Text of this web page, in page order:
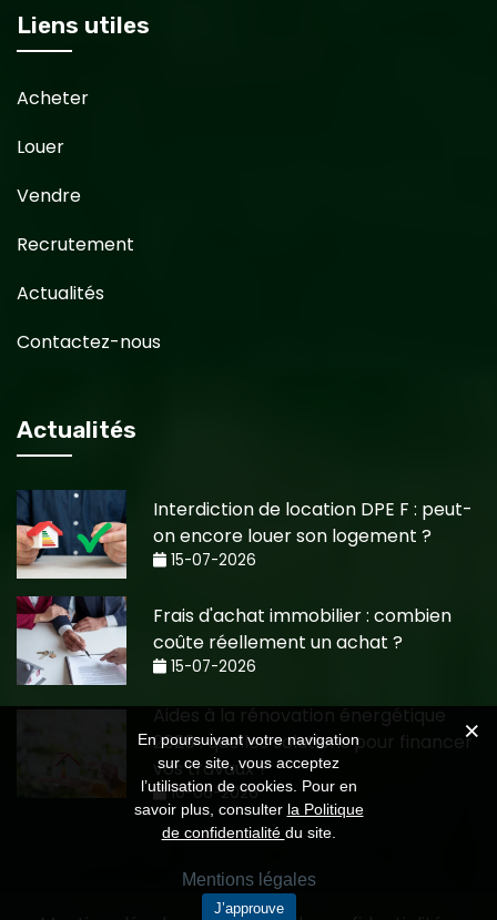
Liens utiles
Acheter
Louer
Vendre
Recrutement
Actualités
Contactez-nous
Actualités
Interdiction de location DPE F : peut-
on encore louer son logement ?
15-07-2026
Frais d'achat immobilier : combien
coûte réellement un achat ?
15-07-2026
Aides à la rénovation énergétique
2026 : quelles solutions pour financer
vos travaux ?
10-06-2026
En poursuivant votre navigation
sur ce site, vous acceptez
l’utilisation de cookies. Pour en
savoir plus, consulter la Politique
de confidentialité du site.
Mentions légales
J’approuve